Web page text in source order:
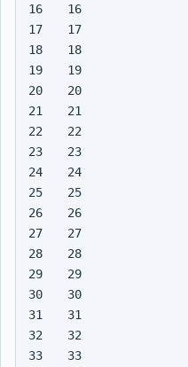
16
17
18
19
20
21
22
23
24
25
26
27
28
29
30
31
32
33
16
17
18
19
20
23
24
25
26
27
28
29
30
33